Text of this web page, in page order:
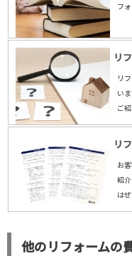
フ
リ
リ
い
ご
リ
お
紹
は
他のリフォームの